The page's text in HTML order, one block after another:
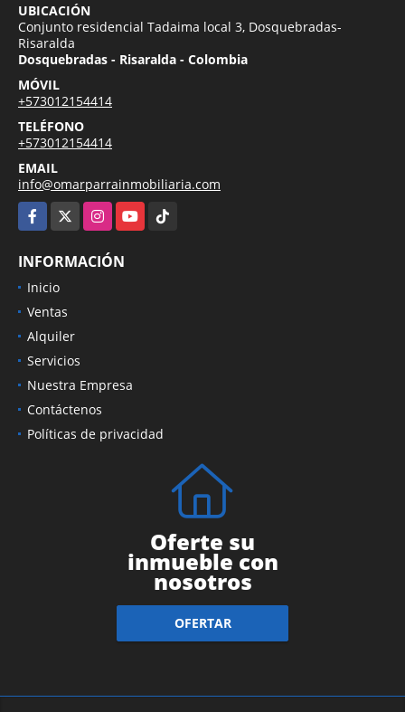
UBICACIÓN
Conjunto residencial Tadaima local 3, Dosquebradas-
Risaralda
Dosquebradas - Risaralda - Colombia
MÓVIL
+573012154414
TELÉFONO
+573012154414
EMAIL
info@omarparrainmobiliaria.com
Facebook
InstagramYouTubeTikTok
INFORMACIÓN
Inicio
Ventas
Alquiler
Servicios
Nuestra Empresa
Contáctenos
Políticas de privacidad
Oferte su
inmueble con
nosotros
OFERTAR